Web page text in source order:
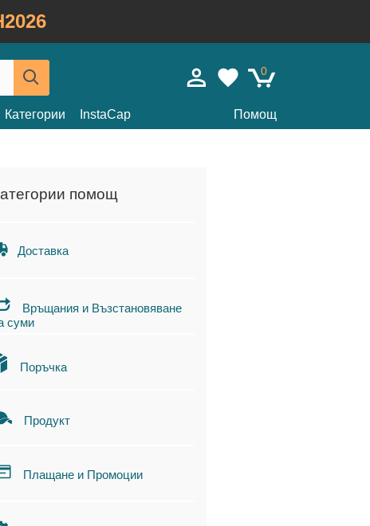
0
Категории InstaCap Помощ
помощ
Доставка
Връщания и Възстановяване
суми
Поръчка
Продукт
Плащане и Промоции